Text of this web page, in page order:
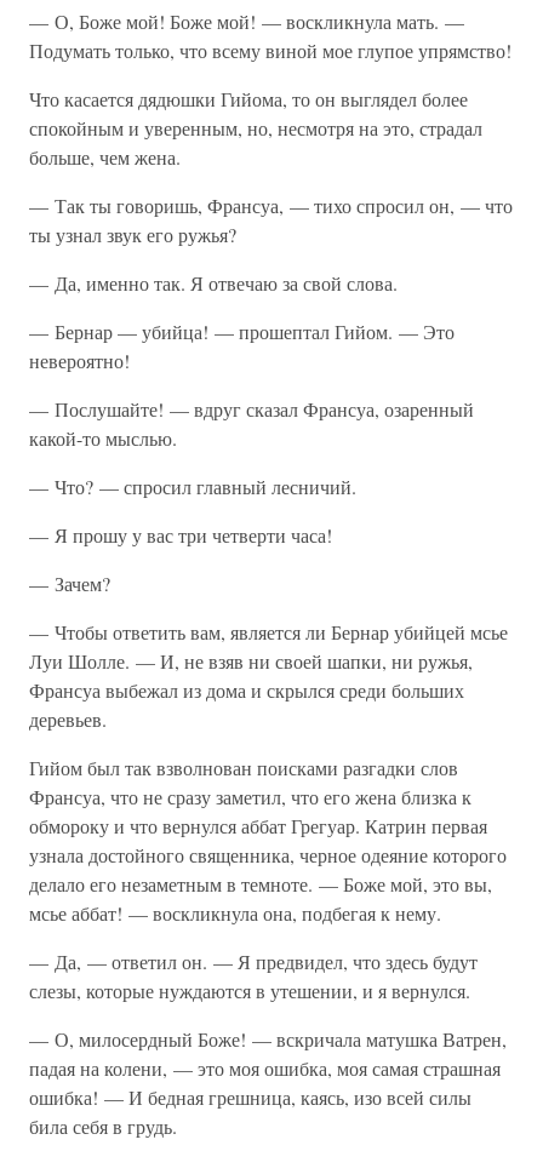
— О, Боже мой! Боже мой! — воскликнула мать. —
Подумать только, что всему виной мое глупое упрямство!
Что касается дядюшки Гийома, то он выглядел более
спокойным и уверенным, но, несмотря на это, страдал
больше, чем жена.
— Так ты говоришь, Франсуа, — тихо спросил он, — что
ты узнал звук его ружья?
— Да, именно так. Я отвечаю за свой слова.
— Бернар — убийца! — прошептал Гийом. — Это
невероятно!
— Послушайте! — вдруг сказал Франсуа, озаренный
какой-то мыслью.
— Что? — спросил главный лесничий.
— Я прошу у вас три четверти часа!
— Зачем?
— Чтобы ответить вам, является ли Бернар убийцей мсье
Луи Шолле. — И, не взяв ни своей шапки, ни ружья,
Франсуа выбежал из дома и скрылся среди больших
деревьев.
Гийом был так взволнован поисками разгадки слов
Франсуа, что не сразу заметил, что его жена близка к
обмороку и что вернулся аббат Грегуар. Катрин первая
узнала достойного священника, черное одеяние которого
делало его незаметным в темноте. — Боже мой, это вы,
мсье аббат! — воскликнула она, подбегая к нему.
— Да, — ответил он. — Я предвидел, что здесь будут
слезы, которые нуждаются в утешении, и я вернулся.
— О, милосердный Боже! — вскричала матушка Ватрен,
падая на колени, — это моя ошибка, моя самая страшная
ошибка! — И бедная грешница, каясь, изо всей силы
била себя в грудь.